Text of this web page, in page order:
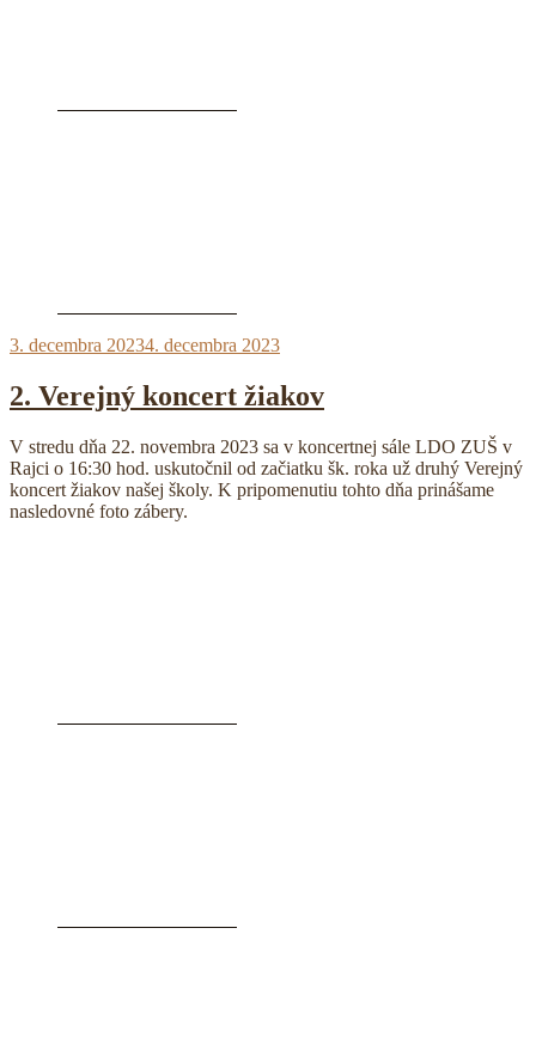
Publikované
3. decembra 20234. decembra 2023
2. Verejný koncert žiakov
V stredu dňa 22. novembra 2023 sa v koncertnej sále LDO ZUŠ v
Rajci o 16:30 hod. uskutočnil od začiatku šk. roka už druhý Verejný
koncert žiakov našej školy. K pripomenutiu tohto dňa prinášame
nasledovné foto zábery.